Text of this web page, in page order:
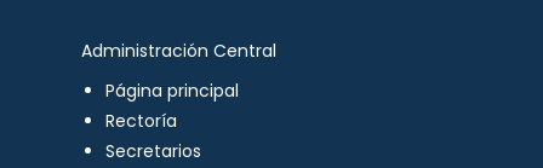
Administración Central
Página principal
Rectoría
Secretarios